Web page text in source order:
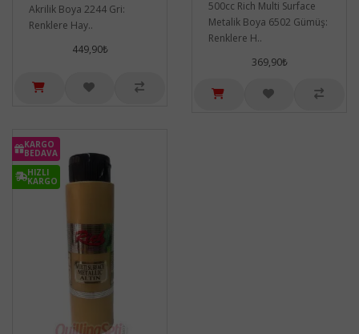
Akrilik Boya 2244 Gri:
Renklere Hay..
449,90₺
500cc Rich Multi Surface
Metalik Boya 6502 Gümüş:
Renklere H..
369,90₺
KARGO
BEDAVA
HIZLI
KARGO